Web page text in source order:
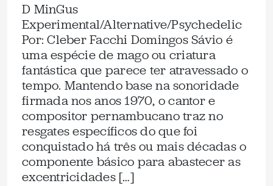
D MinGus
Experimental/Alternative/Psychedelic
Por: Cleber Facchi Domingos Sávio é
uma espécie de mago ou criatura
fantástica que parece ter atravessado o
tempo. Mantendo base na sonoridade
firmada nos anos 1970, o cantor e
compositor pernambucano traz no
resgates específicos do que foi
conquistado há três ou mais décadas o
componente básico para abastecer as
excentricidades […]